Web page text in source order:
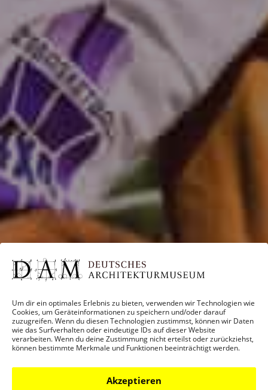
Um dir ein optimales Erlebnis zu bieten, verwenden wir Technologien wie
Cookies, um Geräteinformationen zu speichern und/oder darauf
zuzugreifen. Wenn du diesen Technologien zustimmst, können wir Daten
wie das Surfverhalten oder eindeutige IDs auf dieser Website
verarbeiten. Wenn du deine Zustimmung nicht erteilst oder zurückziehst,
können bestimmte Merkmale und Funktionen beeinträchtigt werden.
Akzeptieren